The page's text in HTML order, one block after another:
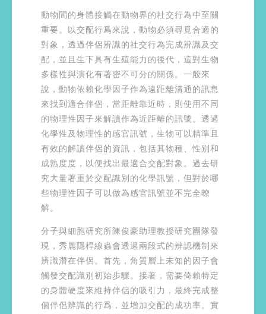
動物間的身體接觸在動物界的社交行為中至關
重要。以交配行爲來說，動物必須尋覓合適的
對象，透過伴侶辨識的社交行為完成辨識及交
配，並且生下具有生殖能力的後代，這對生物
多樣性與演化有著密不可分的關係。一般來
說，動物依賴化學因子作為遠距離溝通的訊息
來找到適合伴侶，當距離靠近時，則使用不同
的物理性因子來解讀作為近距離的訊號。透過
化學性及物理性的感官訊號，生物可以精準且
有效的解讀伴侶的資訊，包括其物種、性別和
成熟度度，以便找出最適合交配對象。過去研
究大量著重於交配識別的化學訊號，但對於哪
些物理性因子可以做為感官訊號並不完全暸
解。
分子與細胞研究所陳俊豪助理教授研究團隊發
現，秀麗隱桿線蟲會透過兩段式的辨認機制來
辨識潛在伴侶。首先，角質層上未知的因子會
觸發交配識別初始步驟。接著，需要倚賴特定
的身體硬度來維持伴侶的吸引力，最終完成整
個伴侶辨識的行爲，並增加交配的成功率。實